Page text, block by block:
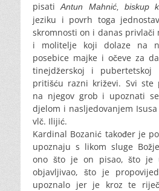
pisatiAntun Mahnić, biskup
jeziku i povrh toga
skromnosti on i danas privlači
i molitelje koji dolaze na
posebice majke i očeve za
tinejdžerskoj i
pritišću razni križevi. Svi ste
na njegov grob i upoznati
djelom i nasljedovanjem
vlč. Ilijić.
Kardinal Bozanić također je
upoznaju s likom sluge
ono što je on pisao, što je
objavljivao, što je
upoznalo jer je kroz te